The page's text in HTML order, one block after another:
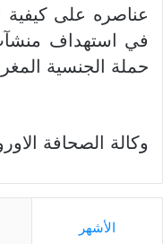
عناصره على كيفية
في استهداف
حملة الجنسية
وكالة الصحافة
الأشهر